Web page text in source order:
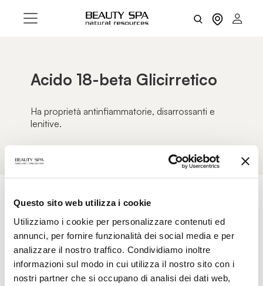
Questo sito web utilizza i cookie
Utilizziamo i cookie per personalizzare contenuti ed
annunci, per fornire funzionalità dei social media e per
analizzare il nostro traffico. Condividiamo inoltre
informazioni sul modo in cui utilizza il nostro sito con i
nostri partner che si occupano di analisi dei dati web,
Acido 18-beta Glicirretico
Ha proprietà antinfiammatorie, disarrossanti e
lenitive.
FILTRI AZZERA FILTRI